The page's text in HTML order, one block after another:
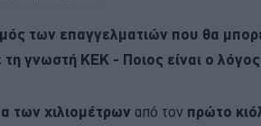
των επαγγελματιών που θα
τη γνωστή ΚΕΚ - Ποιος είναι ο
των χιλιομέτρων από τον πρώτο